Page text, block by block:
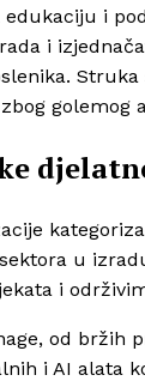
i
i
u
i
od bržih
i AI alata